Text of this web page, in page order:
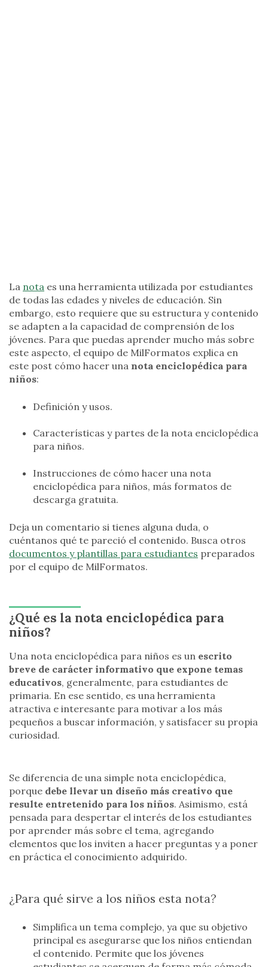
La nota es una herramienta utilizada por estudiantes
de todas las edades y niveles de educación. Sin
embargo, esto requiere que su estructura y contenido
se adapten a la capacidad de comprensión de los
jóvenes. Para que puedas aprender mucho más sobre
este aspecto, el equipo de MilFormatos explica en
este post cómo hacer una nota enciclopédica para
niños:
Definición y usos.
Características y partes de la nota enciclopédica
para niños.
Instrucciones de cómo hacer una nota
enciclopédica para niños, más formatos de
descarga gratuita.
Deja un comentario si tienes alguna duda, o
cuéntanos qué te pareció el contenido. Busca otros
documentos y plantillas para estudiantes preparados
por el equipo de MilFormatos.
¿Qué es la nota enciclopédica para
niños?
Una nota enciclopédica para niños es un escrito
breve de carácter informativo que expone temas
educativos, generalmente, para estudiantes de
primaria. En ese sentido, es una herramienta
atractiva e interesante para motivar a los más
pequeños a buscar información, y satisfacer su propia
curiosidad.
Se diferencia de una simple nota enciclopédica,
porque debe llevar un diseño más creativo que
resulte entretenido para los niños. Asimismo, está
pensada para despertar el interés de los estudiantes
por aprender más sobre el tema, agregando
elementos que los inviten a hacer preguntas y a poner
en práctica el conocimiento adquirido.
¿Para qué sirve a los niños esta nota?
Simplifica un tema complejo, ya que su objetivo
principal es asegurarse que los niños entiendan
el contenido. Permite que los jóvenes